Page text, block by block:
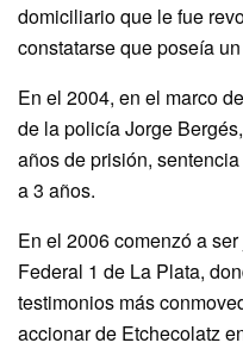
domiciliario que le fue
constatarse que poseía
En el 2004, en el marco
de la policía Jorge
años de prisión,
a 3 años.
En el 2006 comenzó a
Federal 1 de La Plata,
testimonios más
accionar de Etchecolatz